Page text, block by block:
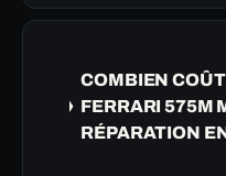
COMBIEN
FERRARI 575M
RÉPARATION